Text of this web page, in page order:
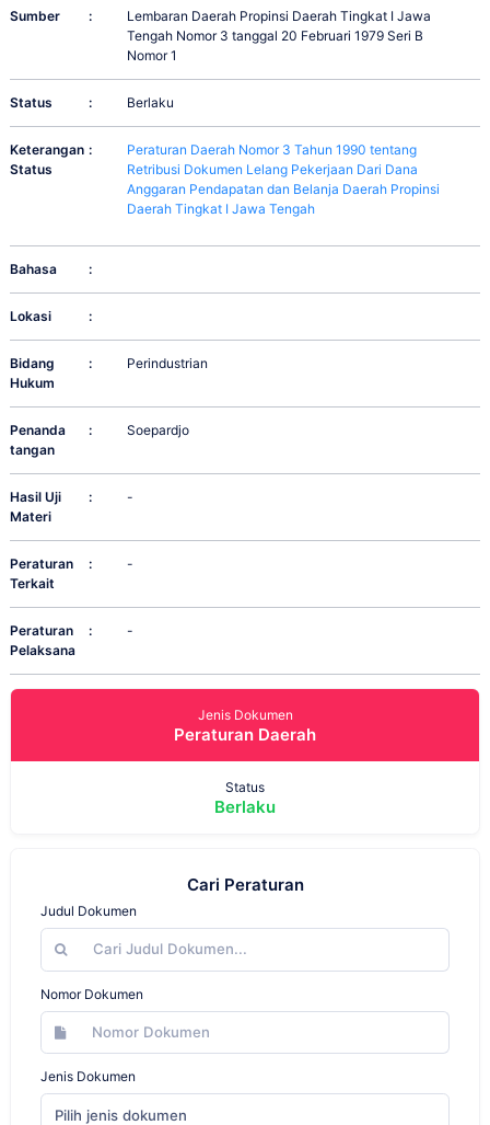
Sumber :
Lembaran Daerah Propinsi Daerah Tingkat I Jawa
Tengah Nomor 3 tanggal 20 Februari 1979 Seri B
Nomor 1
Status : Berlaku
Keterangan
Status
:
Peraturan Daerah Nomor 3 Tahun 1990 tentang
Retribusi Dokumen Lelang Pekerjaan Dari Dana
Anggaran Pendapatan dan Belanja Daerah Propinsi
Daerah Tingkat I Jawa Tengah
Bahasa :
Lokasi :
Bidang
Hukum
: Perindustrian
Penanda
tangan
: Soepardjo
Hasil Uji
Materi
: -
Peraturan
Terkait
: -
Peraturan
Pelaksana
: -
Jenis Dokumen
Peraturan Daerah
Status
Berlaku
Cari Peraturan
Judul Dokumen
Nomor Dokumen
Jenis Dokumen
Pilih jenis dokumen